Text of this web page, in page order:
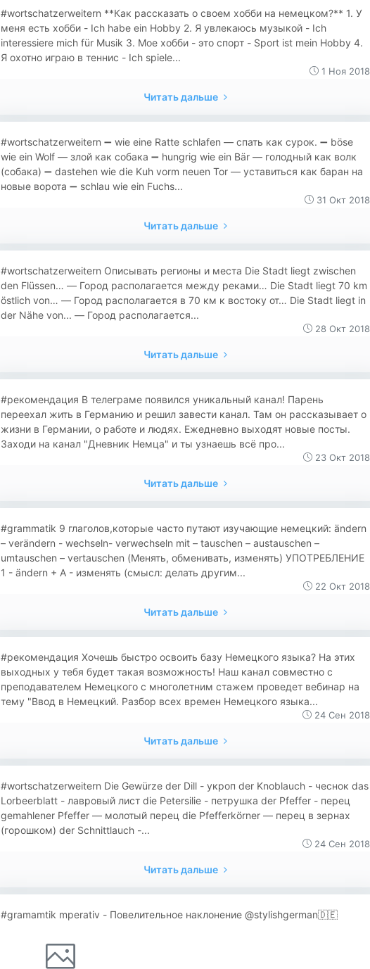
#wortschatzerweitern **Как рассказать о своем хобби на немецком?** 1. У
меня есть хобби - Ich habe ein Hobby 2. Я увлекаюсь музыкой - Ich
interessiere mich für Musik 3. Мое хобби - это спорт - Sport ist mein Hobby 4.
Я охотно играю в теннис - Ich spiele...
1 Ноя 2018
Читать дальше
#wortschatzerweitern ➖ wie eine Ratte schlafen — спать как сурок. ➖ böse
wie ein Wolf — злой как собака ➖ hungrig wie ein Bär — голодный как волк
(собака) ➖ dastehen wie die Kuh vorm neuen Tor — уставиться как баран на
новые ворота ➖ schlau wie ein Fuchs...
31 Окт 2018
Читать дальше
#wortschatzerweitern Описывать регионы и места Die Stadt liegt zwischen
den Flüssen… — Город располагается между реками… Die Stadt liegt 70 km
östlich von… — Город располагается в 70 км к востоку от… Die Stadt liegt in
der Nähe von... — Город располагается...
28 Окт 2018
Читать дальше
#рекомендация В телеграме появился уникальный канал! Парень
переехал жить в Германию и решил завести канал. Там он рассказывает о
жизни в Германии, о работе и людях. Ежедневно выходят новые посты.
Заходи на канал "Дневник Немца" и ты узнаешь всё про...
23 Окт 2018
Читать дальше
#grammatik 9 глаголов,которые часто путают изучающие немецкий: ändern
– verändern - wechseln- verwechseln mit – tauschen – austauschen –
umtauschen – vertauschen (Менять, обменивать, изменять) УПОТРЕБЛЕНИЕ
1 - ändern + A - изменять (смысл: делать другим...
22 Окт 2018
Читать дальше
#рекомендация Хочешь быстро освоить базу Немецкого языка? На этих
выходных у тебя будет такая возможность! Наш канал совместно с
преподавателем Немецкого с многолетним стажем проведет вебинар на
тему "Ввод в Немецкий. Разбор всех времен Немецкого языка...
24 Сен 2018
Читать дальше
#wortschatzerweitern Die Gewürze der Dill - укроп der Knoblauch - чеснок das
Lorbeerblatt - лавровый лист die Petersilie - петрушка der Pfeffer - перец
gemahlener Pfeffer — молотый перец die Pfefferkörner — перец в зернах
(горошком) der Schnittlauch -...
24 Сен 2018
Читать дальше
#gramamtik mperativ - Повелительное наклонение @stylishgerman🇩🇪